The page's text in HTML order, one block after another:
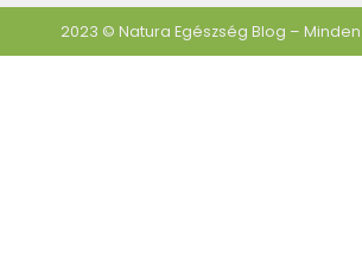
2023 © Natura Egészség Blog –